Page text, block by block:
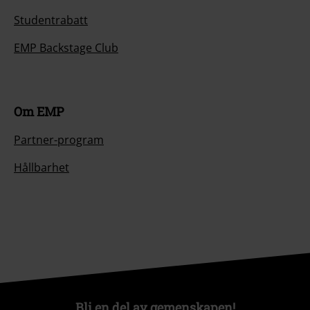
Studentrabatt
EMP Backstage Club
Om EMP
Partner-program
Hållbarhet